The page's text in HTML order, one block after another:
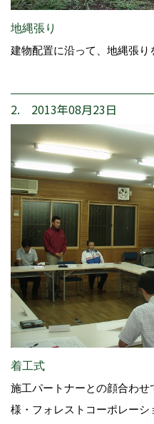
地縄張り
建物配置に沿って、地縄張り
2. 2013年08月23日
着工式
施工パートナーとの顔合わ
様・フォレストコーポレー